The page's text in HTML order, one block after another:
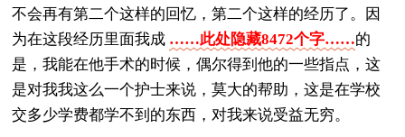
不会再有第二个这样的回忆，第二个这样的经历了。因
为在这段经历里面我成 ……此处隐藏8472个字……的
是，我能在他手术的时候，偶尔得到他的一些指点，这
是对我我这么一个护士来说，莫大的帮助，这是在学校
交多少学费都学不到的东西，对我来说受益无穷。